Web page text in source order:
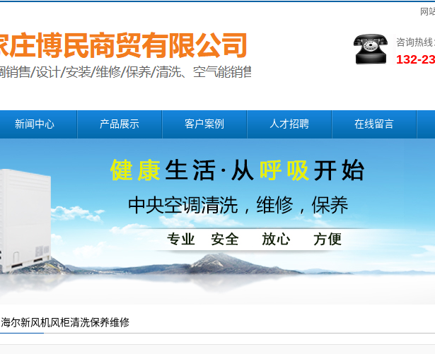
网
咨询热线
132-
新闻中心
行业新闻
产品展示
中央空调维修
中央空调保养
冷凝器清洗
冷却塔安装维保
中央空调改造
机房精密空调
客户案例 人才招聘 在线留言
海尔新风机风柜清洗保养维修
您的当前位置：首 页>>产品展示>>海尔新风机风柜清洗保养维修